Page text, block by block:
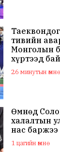
тивийн
Монголын
хүртээд
26 минутын өмнө
Өмнөд
халалтын
нас баржээ
1 цагийн өмнө